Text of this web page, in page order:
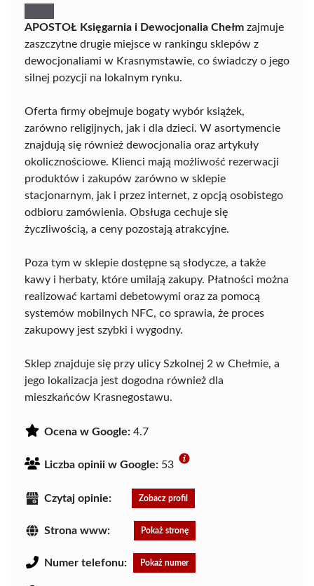
APOSTOŁ Księgarnia i Dewocjonalia Chełm zajmuje
zaszczytne drugie miejsce w rankingu sklepów z
dewocjonaliami w Krasnymstawie, co świadczy o jego
silnej pozycji na lokalnym rynku.
Oferta firmy obejmuje bogaty wybór książek,
zarówno religijnych, jak i dla dzieci. W asortymencie
znajdują się również dewocjonalia oraz artykuły
okolicznościowe. Klienci mają możliwość rezerwacji
produktów i zakupów zarówno w sklepie
stacjonarnym, jak i przez internet, z opcją osobistego
odbioru zamówienia. Obsługa cechuje się
życzliwością, a ceny pozostają atrakcyjne.
Poza tym w sklepie dostępne są słodycze, a także
kawy i herbaty, które umilają zakupy. Płatności można
realizować kartami debetowymi oraz za pomocą
systemów mobilnych NFC, co sprawia, że proces
zakupowy jest szybki i wygodny.
Sklep znajduje się przy ulicy Szkolnej 2 w Chełmie, a
jego lokalizacja jest dogodna również dla
mieszkańców Krasnegostawu.
Ocena w Google: 4.7
Liczba opinii w Google: 53
Czytaj opinie: Zobacz profil
Strona www: Pokaż stronę
Numer telefonu: Pokaż numer